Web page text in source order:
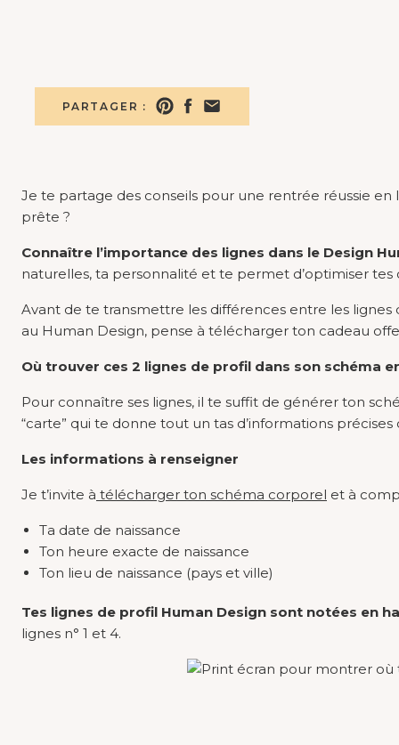
Je te partage des conseils pour une rentrée réussie en
prête ?
Connaître l’importance des lignes dans le Design
naturelles, ta personnalité et te permet d’optimiser tes
Avant de te transmettre les différences entre les
au Human Design, pense à télécharger ton cadeau
Où trouver ces 2 lignes de profil dans son schéma
Pour connaître ses lignes, il te suffit de générer ton
“carte” qui te donne tout un tas d’informations
Les informations à renseigner
Je t’invite à télécharger ton schéma corporel et à
Ta date de naissance
Ton heure exacte de naissance
Ton lieu de naissance (pays et ville)
Tes lignes de profil Human Design sont notées en
lignes n° 1 et 4.
PARTAGER :